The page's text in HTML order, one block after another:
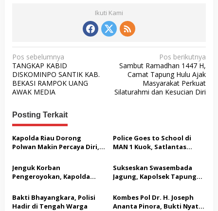
Ikuti Kami
N
a
v
i
g
a
s
i
p
o
s
Pos sebelumnya
TANGKAP KABID
DISKOMINPO SANTIK KAB.
BEKASI RAMPOK UANG
AWAK MEDIA
Pos berikutnya
Sambut Ramadhan 1447 H,
Camat Tapung Hulu Ajak
Masyarakat Perkuat
Silaturahmi dan Kesucian Diri
Posting Terkait
Kapolda Riau Dorong
Polwan Makin Percaya Diri,
Public Speaking
Police Goes to School di
MAN 1 Kuok, Satlantas
Keselamatan Berlalu Lintas
dan Bagikan Helm SNI
Jenguk Korban
Pengeroyokan, Kapolda
Hukum dalam Kasus Ini
Sukseskan Swasembada
Jagung, Kapolsek Tapung
Datar Raih Penghargaan
dari Kapolres Kampar
Bakti Bhayangkara, Polisi
Hadir di Tengah Warga
Kombes Pol Dr. H. Joseph
Ananta Pinora, Bukti Nyata